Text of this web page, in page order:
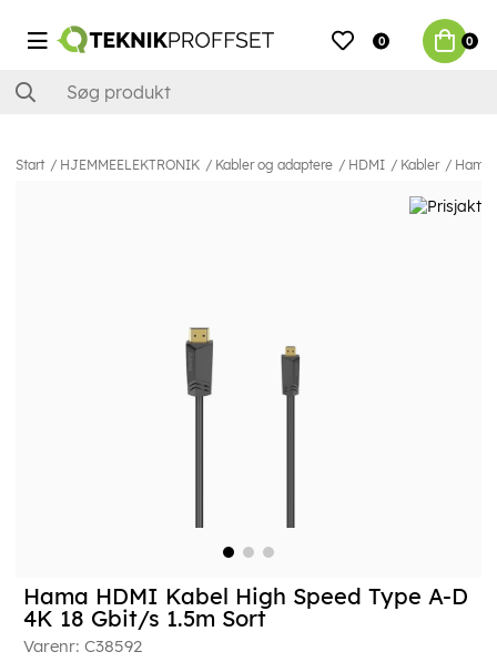
0 0
Start HJEMMEELEKTRONIK Kabler og adaptere HDMI Kabler Hama
Hama HDMI Kabel High Speed Type A-D
4K 18 Gbit/s 1.5m Sort
Varenr: C38592